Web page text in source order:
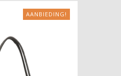
AANBIEDING!